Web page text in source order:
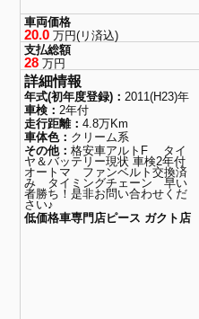
車両価格
20.0 万円(リ済込)
支払総額
28 万円
詳細情報
年式(初年度登録)： 2011(H23)年
車検： 2年付
走行距離：4.8万Km
車体色： クリーム系
その他：格安車アルトF タイ
ヤ＆バッテリー現状 車検2年付
オートマ ファンベルト交換済
み タイミングチェーン 早い
者勝ち！是非お問い合わせくだ
さい♪
低価格車専門店ピース ガクト店